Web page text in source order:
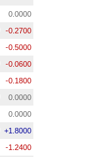
0.0000
-0.2700
-0.5000
-0.0600
-0.1800
0.0000
0.0000
+1.8000
-1.2400